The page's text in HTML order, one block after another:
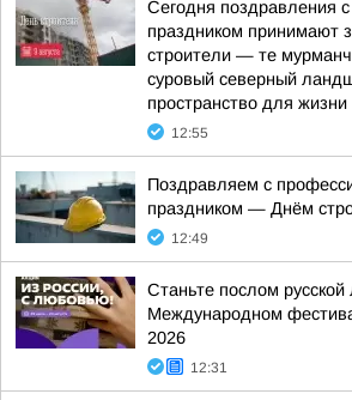
Сегодня поздравления
праздником принимают
строители — те
суровый северный
пространство для жизни
12:55
Поздравляем с
праздником — Днём
12:49
Станьте послом русской
Международном
2026
12:31